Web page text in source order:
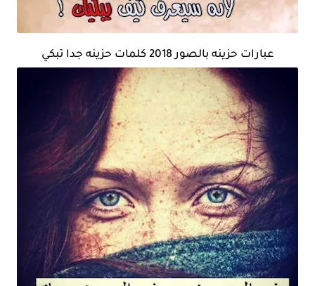
عبارات حزينه بالصور 2018 كلمات حزينه جدا تبكي